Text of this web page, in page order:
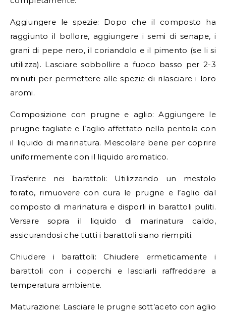
Aggiungere le spezie: Dopo che il composto ha
raggiunto il bollore, aggiungere i semi di senape, i
grani di pepe nero, il coriandolo e il pimento (se li si
utilizza). Lasciare sobbollire a fuoco basso per 2-3
minuti per permettere alle spezie di rilasciare i loro
aromi.
Composizione con prugne e aglio: Aggiungere le
prugne tagliate e l’aglio affettato nella pentola con
il liquido di marinatura. Mescolare bene per coprire
uniformemente con il liquido aromatico.
Trasferire nei barattoli: Utilizzando un mestolo
forato, rimuovere con cura le prugne e l’aglio dal
composto di marinatura e disporli in barattoli puliti.
Versare sopra il liquido di marinatura caldo,
assicurandosi che tutti i barattoli siano riempiti.
Chiudere i barattoli: Chiudere ermeticamente i
barattoli con i coperchi e lasciarli raffreddare a
temperatura ambiente.
Maturazione: Lasciare le prugne sott’aceto con aglio